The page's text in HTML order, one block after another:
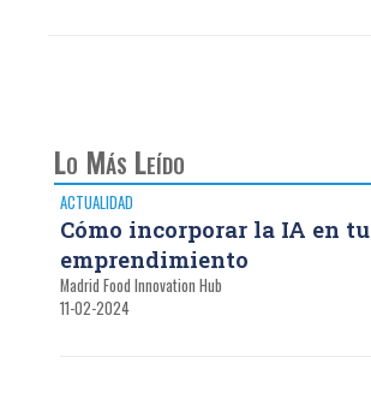
Lo Más Leído
ACTUALIDAD
Cómo incorporar la IA en tu
emprendimiento
Madrid Food Innovation Hub
11-02-2024